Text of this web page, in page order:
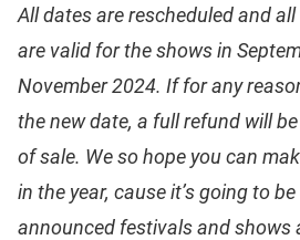
All dates are rescheduled and
are valid for the shows in
November 2024. If for any
the new date, a full refund will
of sale. We so hope you can
in the year, cause it’s going to
announced festivals and shows